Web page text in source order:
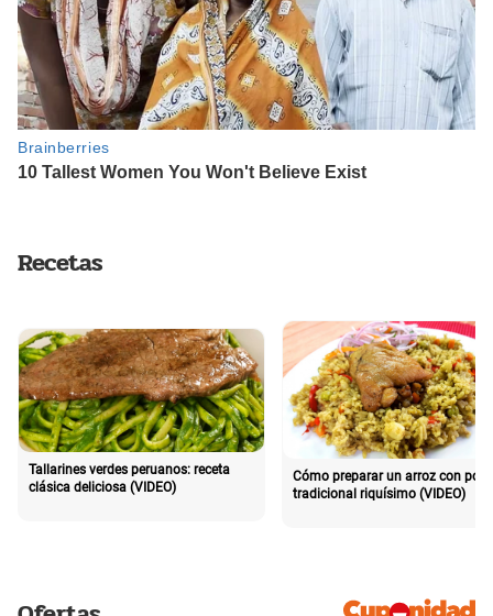
Recetas
Tallarines verdes peruanos: receta
clásica deliciosa (VIDEO)
Cómo preparar un arroz con pollo
tradicional riquísimo (VIDEO)